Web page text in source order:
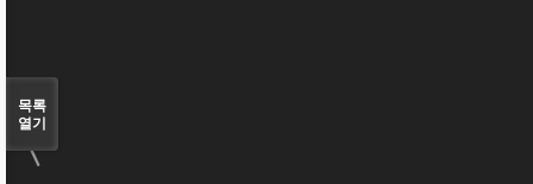
목록
열기